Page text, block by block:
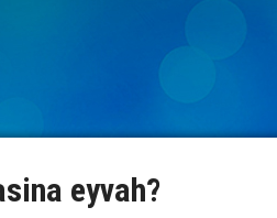
eyvah?